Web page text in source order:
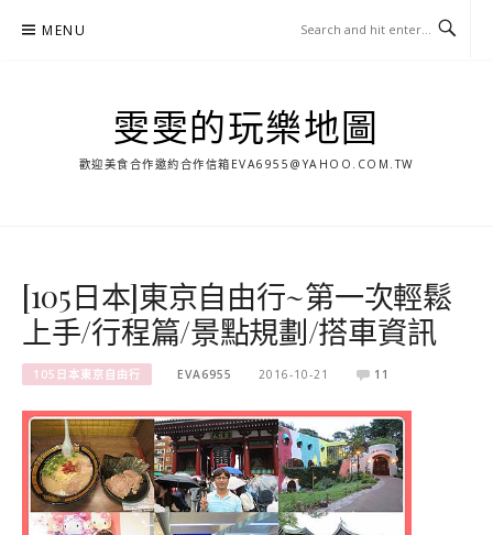
MENU
雯雯的玩樂地圖
歡迎美食合作邀約合作信箱 EVA6955@YAHOO.COM.TW
[105日本]東京自由行~第一次輕鬆
上手/行程篇/景點規劃/搭車資訊
105日本東京自由行 EVA6955 2016-10-21 11